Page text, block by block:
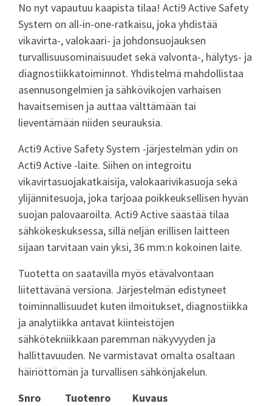
No nyt vapautuu kaapista tilaa! Acti9 Active Safety
System on all-in-one-ratkaisu, joka yhdistää
vikavirta-, valokaari- ja johdonsuojauksen
turvallisuusominaisuudet sekä valvonta-, hälytys- ja
diagnostiikkatoiminnot. Yhdistelmä mahdollistaa
asennusongelmien ja sähkövikojen varhaisen
havaitsemisen ja auttaa välttämään tai
lieventämään niiden seurauksia.
Acti9 Active Safety System -järjestelmän ydin on
Acti9 Active -laite. Siihen on integroitu
vikavirtasuojakatkaisija, valokaarivikasuoja sekä
ylijännitesuoja, joka tarjoaa poikkeuksellisen hyvän
suojan palovaaroilta. Acti9 Active säästää tilaa
sähkökeskuksessa, sillä neljän erillisen laitteen
sijaan tarvitaan vain yksi, 36 mm:n kokoinen laite.
Tuotetta on saatavilla myös etävalvontaan
liitettävänä versiona. Järjestelmän edistyneet
toiminnallisuudet kuten ilmoitukset, diagnostiikka
ja analytiikka antavat kiinteistöjen
sähkötekniikkaan paremman näkyvyyden ja
hallittavuuden. Ne varmistavat omalta osaltaan
häiriöttömän ja turvallisen sähkönjakelun.
Snro Tuotenro Kuvaus